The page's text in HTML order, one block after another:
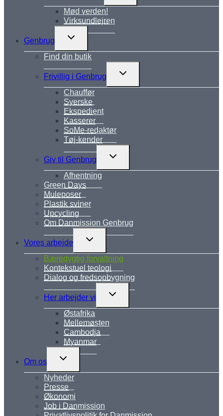
Mød verden!
Virksundlejren
Genbrug
Skift
Find din butik
Frivillig i Genbrug
Skift
Chauffør
Syerske
Ekspedient
Kasserer
SoMe-redaktør
Tøj-kender
Giv til Genbrug
Skift
Afhentning
Green Days
Muleposer
Plastik sviner
Upcycling
Om Danmission Genbrug
Vores arbejde
Skift
Bæredygtig forvaltning
Kontekstuel teologi
Dialog og fredsopbygning
Her arbejder vi
Skift
Østafrika
Mellemøsten
Cambodja
Myanmar
Om os
Skift
Nyheder
Presse
Økonomi
Job i Danmission